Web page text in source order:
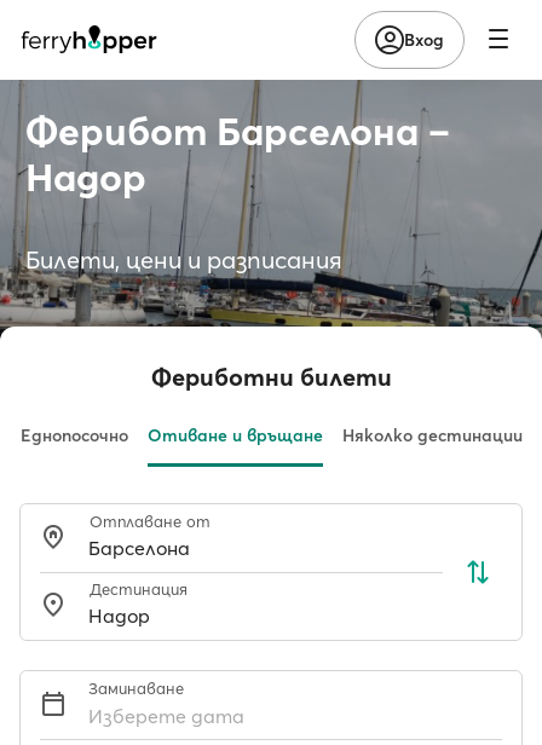
Вход
Ферибот Барселона –
Надор
Билети, цени и разписания
Фериботни билети
Еднопосочно Отиване и връщане Няколко дестинации
Отплаване от
Дестинация
Заминаване
Изберете дата